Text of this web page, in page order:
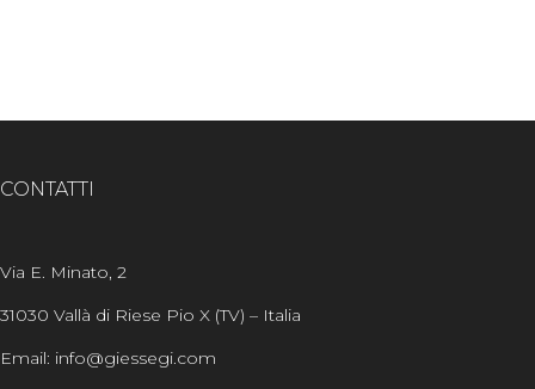
CONTATTI
Via E. Minato, 2
31030 Vallà di Riese Pio X (TV) – Italia
Email: info@giessegi.com